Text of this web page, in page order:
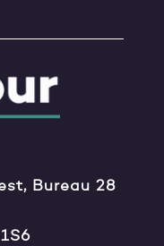
Bureau 28